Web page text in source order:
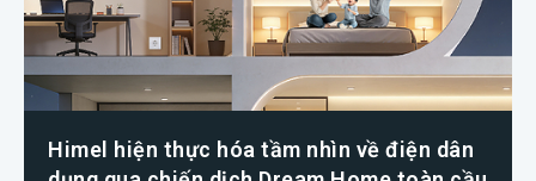
Himel hiện thực hóa tầm nhìn về điện dân